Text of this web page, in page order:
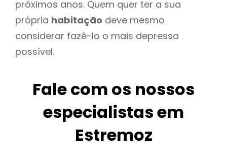
próximos anos. Quem quer ter a sua
própria habitação deve mesmo
considerar fazê-lo o mais depressa
possível.
Fale com os nossos
especialistas em
Estremoz